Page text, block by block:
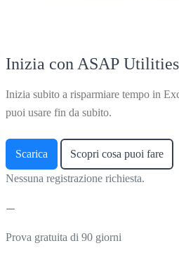
Inizia con ASAP Utilities
Inizia subito a risparmiare tempo in
puoi usare fin da subito.
Scarica Scopri cosa puoi fare
Nessuna registrazione richiesta.
Prova gratuita di 90 giorni